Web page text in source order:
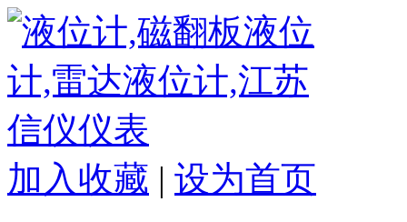
加入收藏 | 设为首页